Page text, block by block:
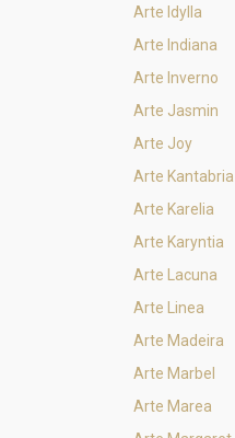
Arte Idylla
Arte Indiana
Arte Inverno
Arte Jasmin
Arte Joy
Arte Kantabria
Arte Karelia
Arte Karyntia
Arte Lacuna
Arte Linea
Arte Madeira
Arte Marbel
Arte Marea